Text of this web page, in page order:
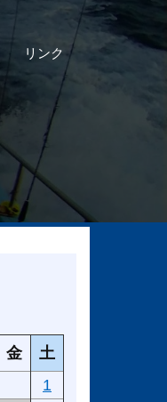
リンク
金 土
1